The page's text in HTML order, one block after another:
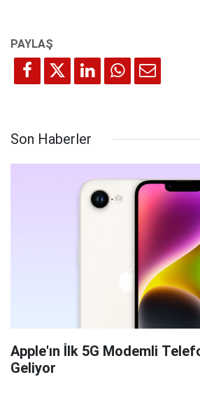
Son Haberler
Apple'ın İlk 5G Modemli
Geliyor